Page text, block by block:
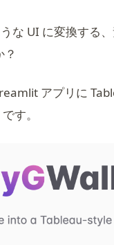
な UI に変換する
アプリに
す。